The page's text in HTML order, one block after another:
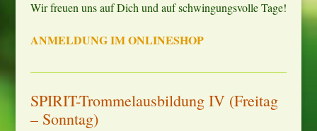
Wir freuen uns auf Dich und auf schwingungsvolle Tage!
ANMELDUNG IM ONLINESHOP
SPIRIT-Trommelausbildung IV (Freitag
– Sonntag)